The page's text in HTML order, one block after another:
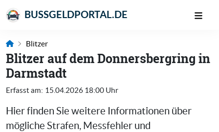
BUSSGELDPORTAL.DE
Blitzer
Blitzer auf dem Donnersbergring in
Darmstadt
Erfasst am: 15.04.2026 18:00 Uhr
Hier finden Sie weitere Informationen über
mögliche Strafen, Messfehler und